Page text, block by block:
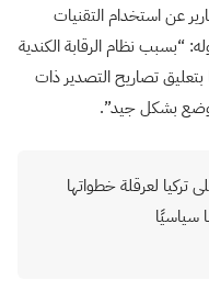
عن استخدام التقنيات
“بسبب نظام الرقابة الكندية
بتعليق تصاريح التصدير ذات
الوضع بشكل جيد”.
لعرقلة خطواتها
سياسيًا